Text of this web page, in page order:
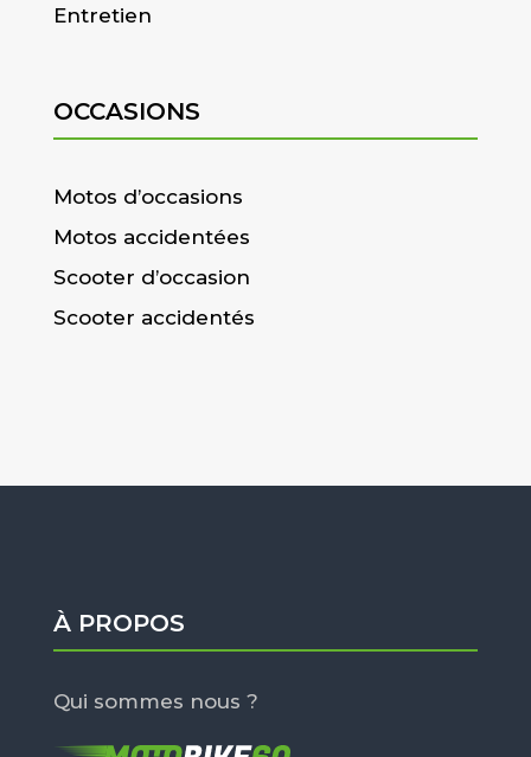
Entretien
OCCASIONS
Motos d’occasions
Motos accidentées
Scooter d’occasion
Scooter accidentés
À PROPOS
Qui sommes nous ?